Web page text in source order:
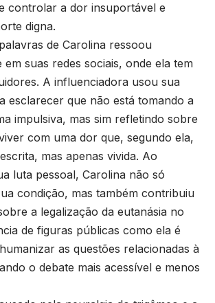
controlar a dor insuportável e
digna.
de Carolina ressoou
suas redes sociais, onde ela tem
A influenciadora usou sua
esclarecer que não está tomando a
impulsiva, mas sim refletindo sobre
com uma dor que, segundo ela,
mas apenas vivida. Ao
luta pessoal, Carolina não só
condição, mas também contribuiu
a legalização da eutanásia no
de figuras públicas como ela é
as questões relacionadas à
o debate mais acessível e menos